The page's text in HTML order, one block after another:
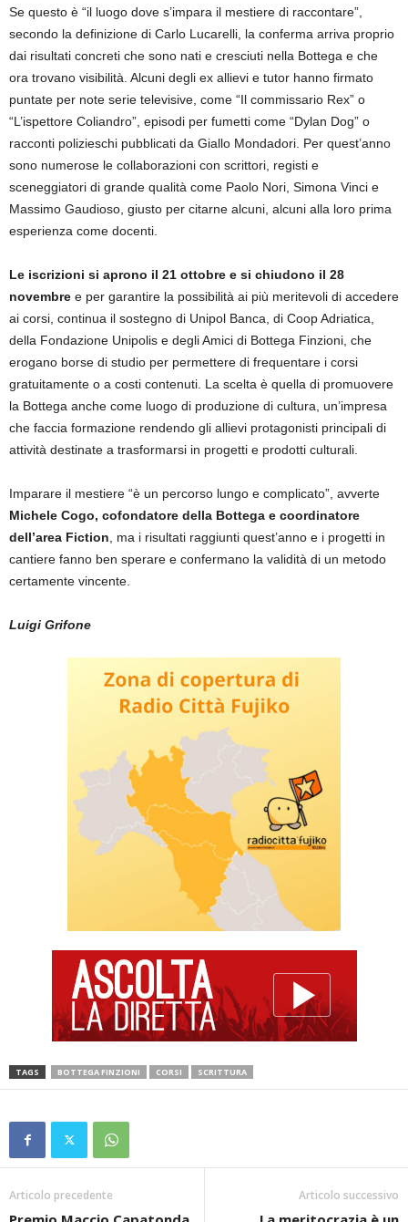
Se questo è “il luogo dove s’impara il mestiere di raccontare”,
secondo la definizione di Carlo Lucarelli, la conferma arriva proprio
dai risultati concreti che sono nati e cresciuti nella Bottega e che
ora trovano visibilità. Alcuni degli ex allievi e tutor hanno firmato
puntate per note serie televisive, come “Il commissario Rex” o
“L’ispettore Coliandro”, episodi per fumetti come “Dylan Dog” o
racconti polizieschi pubblicati da Giallo Mondadori. Per quest’anno
sono numerose le collaborazioni con scrittori, registi e
sceneggiatori di grande qualità come Paolo Nori, Simona Vinci e
Massimo Gaudioso, giusto per citarne alcuni, alcuni alla loro prima
esperienza come docenti.
Le iscrizioni si aprono il 21 ottobre e si chiudono il 28
novembre e per garantire la possibilità ai più meritevoli di accedere
ai corsi, continua il sostegno di Unipol Banca, di Coop Adriatica,
della Fondazione Unipolis e degli Amici di Bottega Finzioni, che
erogano borse di studio per permettere di frequentare i corsi
gratuitamente o a costi contenuti. La scelta è quella di promuovere
la Bottega anche come luogo di produzione di cultura, un’impresa
che faccia formazione rendendo gli allievi protagonisti principali di
attività destinate a trasformarsi in progetti e prodotti culturali.
Imparare il mestiere “è un percorso lungo e complicato”, avverte
Michele Cogo, cofondatore della Bottega e coordinatore
dell’area Fiction , ma i risultati raggiunti quest’anno e i progetti in
cantiere fanno ben sperare e confermano la validità di un metodo
certamente vincente.
Luigi Grifone
TAGS BOTTEGA FINZIONI CORSI SCRITTURA
Articolo precedente Articolo successivo